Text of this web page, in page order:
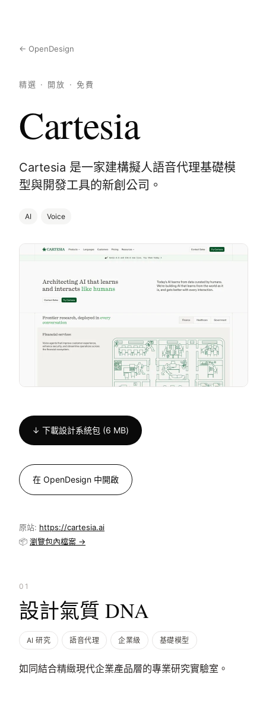
← OpenDesign
精選 · 開放 · 免費
Cartesia
Cartesia 是一家建構擬人語音代理基礎模
型與開發工具的新創公司。
AI Voice
↓ 下載設計系統包 (6 MB)
在 OpenDesign 中開啟
原站: https://cartesia.ai
📦 瀏覽包內檔案 →
01
設計氣質 DNA
AI 研究 語音代理 企業級 基礎模型
如同結合精緻現代企業產品層的專業研究實驗室。